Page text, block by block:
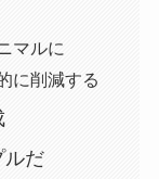
マルに
に削減する
ルだ